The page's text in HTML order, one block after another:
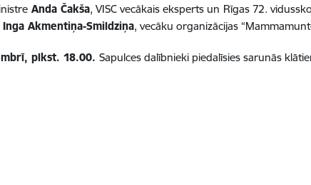
Anda Čakša, VISC vecākais eksperts un Rīgas 72.
Inga Akmentiņa-Smildziņa, vecāku organizācijas
plkst. 18.00. Sapulces dalībnieki piedalīsies sarunās